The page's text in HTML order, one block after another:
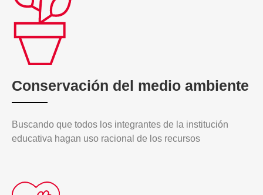
Conservación del medio ambiente
Buscando que todos los integrantes de la institución
educativa hagan uso racional de los recursos